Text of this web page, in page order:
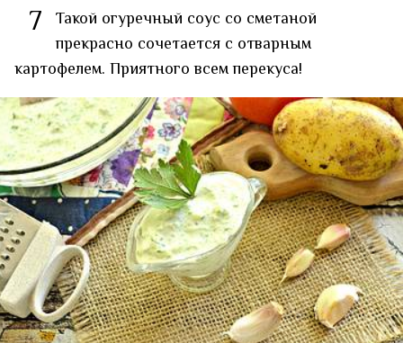
7 Такой огуречный соус со сметаной
прекрасно сочетается с отварным
картофелем. Приятного всем перекуса!